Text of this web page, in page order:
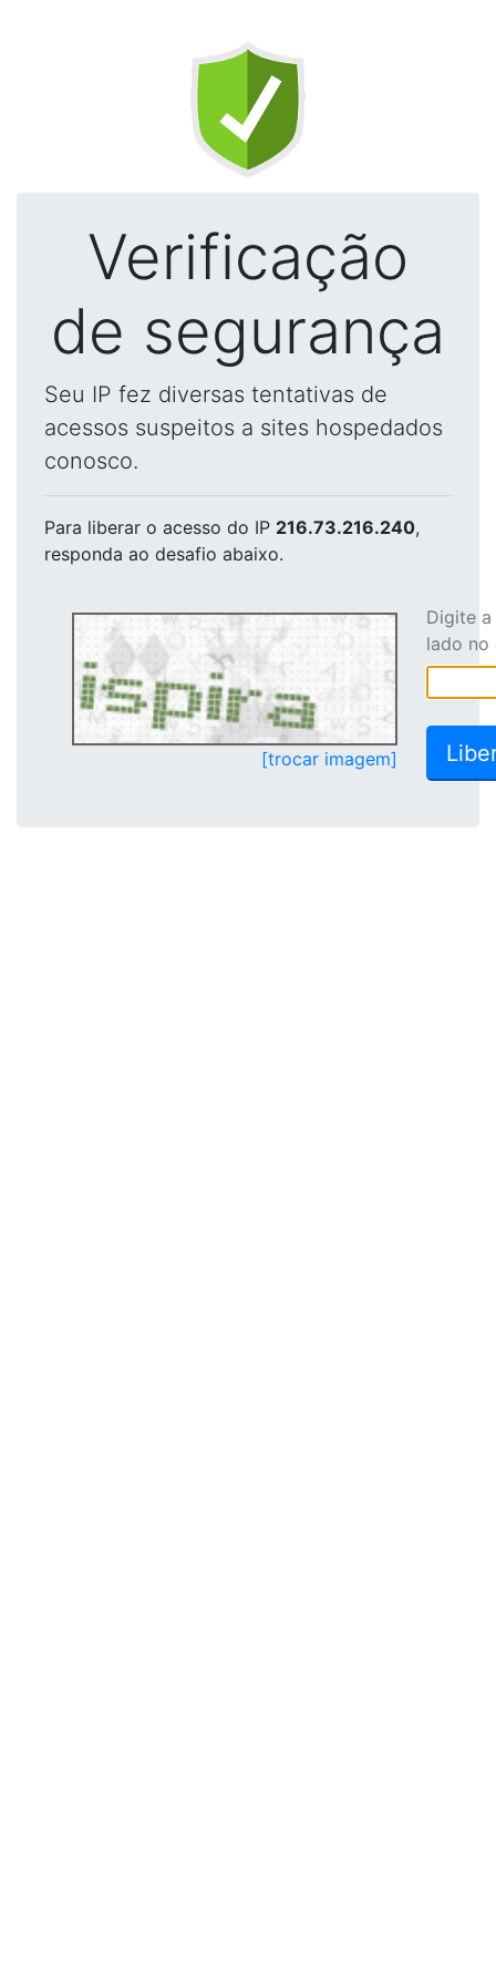
Verificação
de segurança
Seu IP fez diversas tentativas de
acessos suspeitos a sites hospedados
conosco.
Para liberar o acesso do IP 216.73.216.240,
responda ao desafio abaixo.
[trocar imagem]
Digite
lado no